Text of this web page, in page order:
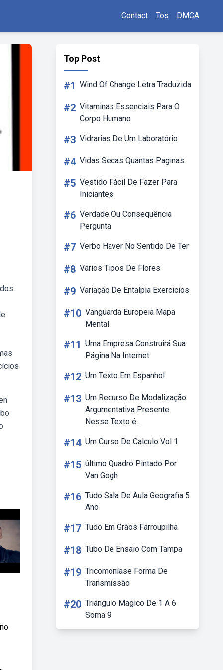
Contact Tos DMCA
Top Post
#1 Wind Of Change Letra Traduzida
#2 Vitaminas Essenciais Para O
Corpo Humano
#3 Vidrarias De Um Laboratório
#4 Vidas Secas Quantas Paginas
#5 Vestido Fácil De Fazer Para
Iniciantes
#6 Verdade Ou Consequência
Pergunta
#7 Verbo Haver No Sentido De Ter
#8 Vários Tipos De Flores
#9 Variação De Entalpia Exercicios
#10 Vanguarda Europeia Mapa
Mental
#11 Uma Empresa Construirá Sua
Página Na Internet
#12 Um Texto Em Espanhol
#13 Um Recurso De Modalização
Argumentativa Presente
Nesse Texto é...
#14 Um Curso De Calculo Vol 1
#15 último Quadro Pintado Por
Van Gogh
#16 Tudo Sala De Aula Geografia 5
Ano
#17 Tudo Em Grãos Farroupilha
#18 Tubo De Ensaio Com Tampa
#19 Tricomoníase Forma De
Transmissão
#20 Triangulo Magico De 1 A 6
Soma 9